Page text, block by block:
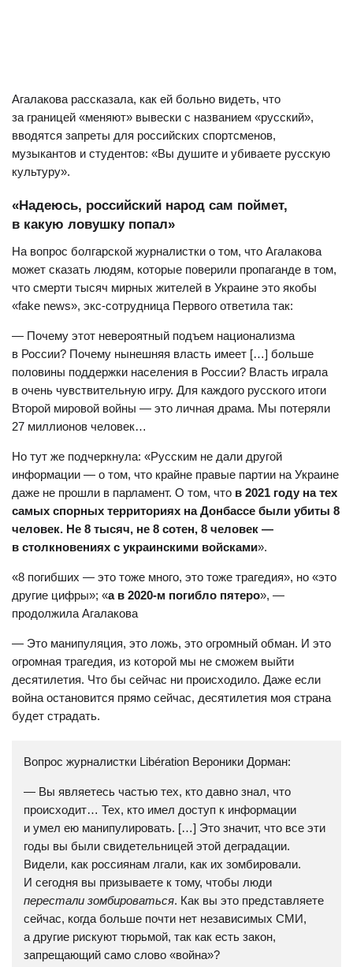
Агалакова рассказала, как ей больно видеть, что
за границей «меняют» вывески с названием «русский»,
вводятся запреты для российских спортсменов,
музыкантов и студентов: «Вы душите и убиваете русскую
культуру».
«Надеюсь, российский народ сам поймет,
в какую ловушку попал»
На вопрос болгарской журналистки о том, что Агалакова
может сказать людям, которые поверили пропаганде в том,
что смерти тысяч мирных жителей в Украине это якобы
«fake news», экс-сотрудница Первого ответила так:
— Почему этот невероятный подъем национализма
в России? Почему нынешняя власть имеет […] больше
половины поддержки населения в России? Власть играла
в очень чувствительную игру. Для каждого русского итоги
Второй мировой войны — это личная драма. Мы потеряли
27 миллионов человек…
Но тут же подчеркнула: «Русским не дали другой
информации — о том, что крайне правые партии на Украине
даже не прошли в парламент. О том, что в 2021 году на тех
самых спорных территориях на Донбассе были убиты 8
человек. Не 8 тысяч, не 8 сотен, 8 человек —
в столкновениях с украинскими войсками».
«8 погибших — это тоже много, это тоже трагедия», но «это
другие цифры»; «а в 2020-м погибло пятеро», —
продолжила Агалакова
— Это манипуляция, это ложь, это огромный обман. И это
огромная трагедия, из которой мы не сможем выйти
десятилетия. Что бы сейчас ни происходило. Даже если
война остановится прямо сейчас, десятилетия моя страна
будет страдать.
Вопрос журналистки Libération Вероники Дорман:
— Вы являетесь частью тех, кто давно знал, что
происходит… Тех, кто имел доступ к информации
и умел ею манипулировать. […] Это значит, что все эти
годы вы были свидетельницей этой деградации.
Видели, как россиянам лгали, как их зомбировали.
И сегодня вы призываете к тому, чтобы люди
перестали зомбироваться. Как вы это представляете
сейчас, когда больше почти нет независимых СМИ,
а другие рискуют тюрьмой, так как есть закон,
запрещающий само слово «война»?